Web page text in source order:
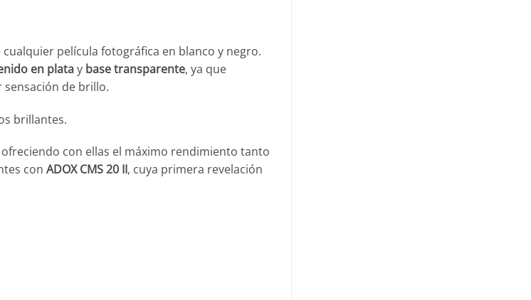
película fotográfica en blanco y negro.
en platay base transparente, ya que
de brillo.
brillantes.
con ellas el máximo rendimiento tanto
con ADOX CMS 20 II, cuya primera revelación